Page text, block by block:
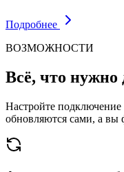
Подробнее
ВОЗМОЖНОСТИ
Всё, что
Настройте
обновляются сами, а вы